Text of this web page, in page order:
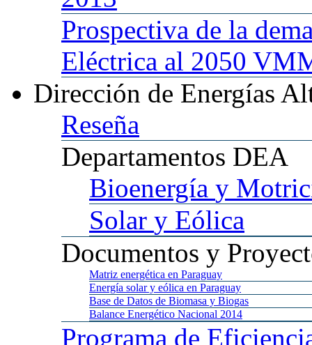
Prospectiva de la
Eléctrica al 2050
Dirección de Energías
Reseña
Departamentos DEA
Bioenergía y
Solar y Eólica
Documentos y
Matriz energética en Paraguay
Energía solar y eólica en Paraguay
Base de Datos de Biomasa y Biogas
Balance Energético Nacional 2014
Programa de